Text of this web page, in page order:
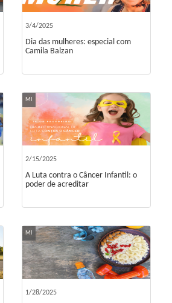
3/4/2025
Dia das mulheres: especial com
Camila Balzan
MI
2/15/2025
A Luta contra o Câncer Infantil: o
poder de acreditar
MI
1/28/2025